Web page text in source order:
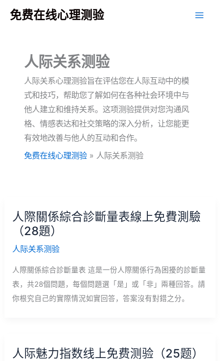
免费在线心理测验
人际关系测验
人际关系心理测验旨在评估您在人际互动中的模
式和技巧，帮助您了解如何在各种社会环境中与
他人建立和维持关系。这项测验提供对您沟通风
格、情感表达和社交策略的深入分析，让您能更
有效地改善与他人的互动和合作。
免费在线心理测验 » 人际关系测验
人際關係綜合診斷量表線上免費測驗
（28題）
人际关系测验
人際關係綜合診斷量表 這是一份人際關係行為困擾的診斷量
表，共28個問題，每個問題選「是」或「非」兩種回答。請
你根究自己的實際情況如實回答，答案沒有對錯之分。
人际魅力指数线上免费测验（25题）